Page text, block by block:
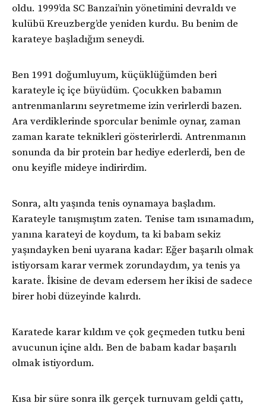
oldu. 1999’da SC Banzai’nin yönetimini devraldı ve
kulübü Kreuzberg’de yeniden kurdu. Bu benim de
karateye başladığım seneydi.
Ben 1991 doğumluyum, küçüklüğümden beri
karateyle iç içe büyüdüm. Çocukken babamın
antrenmanlarını seyretmeme izin verirlerdi bazen.
Ara verdiklerinde sporcular benimle oynar, zaman
zaman karate teknikleri gösterirlerdi. Antrenmanın
sonunda da bir protein bar hediye ederlerdi, ben de
onu keyifle mideye indirirdim.
Sonra, altı yaşında tenis oynamaya başladım.
Karateyle tanışmıştım zaten. Tenise tam ısınamadım,
yanına karateyi de koydum, ta ki babam sekiz
yaşındayken beni uyarana kadar: Eğer başarılı olmak
istiyorsam karar vermek zorundaydım, ya tenis ya
karate. İkisine de devam edersem her ikisi de sadece
birer hobi düzeyinde kalırdı.
Karatede karar kıldım ve çok geçmeden tutku beni
avucunun içine aldı. Ben de babam kadar başarılı
olmak istiyordum.
Kısa bir süre sonra ilk gerçek turnuvam geldi çattı,